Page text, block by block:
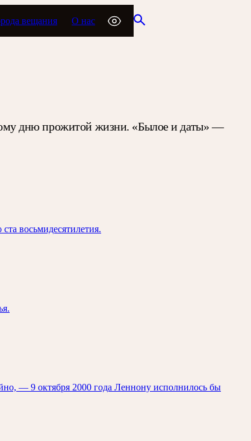
вещания О нас
дню прожитой жизни. «Былое и даты» —
восьмидесятилетия.
— 9 октября 2000 года Леннону исполнилось бы